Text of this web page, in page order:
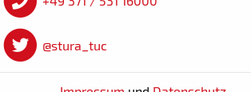
@stura_tuc